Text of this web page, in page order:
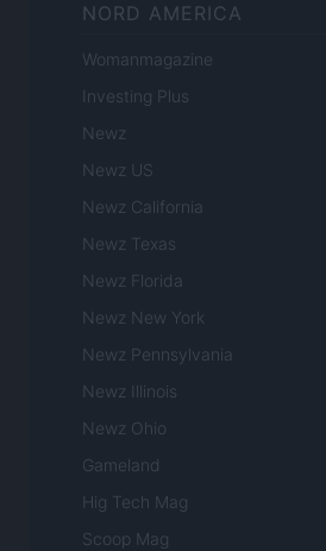
NORD AMERICA
Womanmagazine
Investing Plus
Newz
Newz US
Newz California
Newz Texas
Newz Florida
Newz New York
Newz Pennsylvania
Newz Illinois
Newz Ohio
Gameland
Hig Tech Mag
Scoop Mag